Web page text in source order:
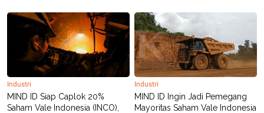
PEDOMAN
PEMBERITAAN
SIBER
PRIVACY
POLICY
Industri
MIND ID Siap Caplok 20%
Saham Vale Indonesia (INCO),
Industri
MIND ID Ingin Jadi Pemegang
Mayoritas Saham Vale Indonesia